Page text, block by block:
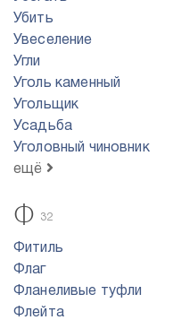
Убить
Увеселение
Угли
Уголь каменный
Угольщик
Усадьба
Уголовный чиновник
ещё
Ф 32
Фитиль
Флаг
Фланеливые туфли
Флейта